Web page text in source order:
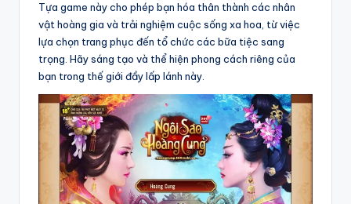
Tựa game này cho phép bạn hóa thân thành các nhân
vật hoàng gia và trải nghiệm cuộc sống xa hoa, từ việc
lựa chọn trang phục đến tổ chức các bữa tiệc sang
trọng. Hãy sáng tạo và thể hiện phong cách riêng của
bạn trong thế giới đầy lấp lánh này.